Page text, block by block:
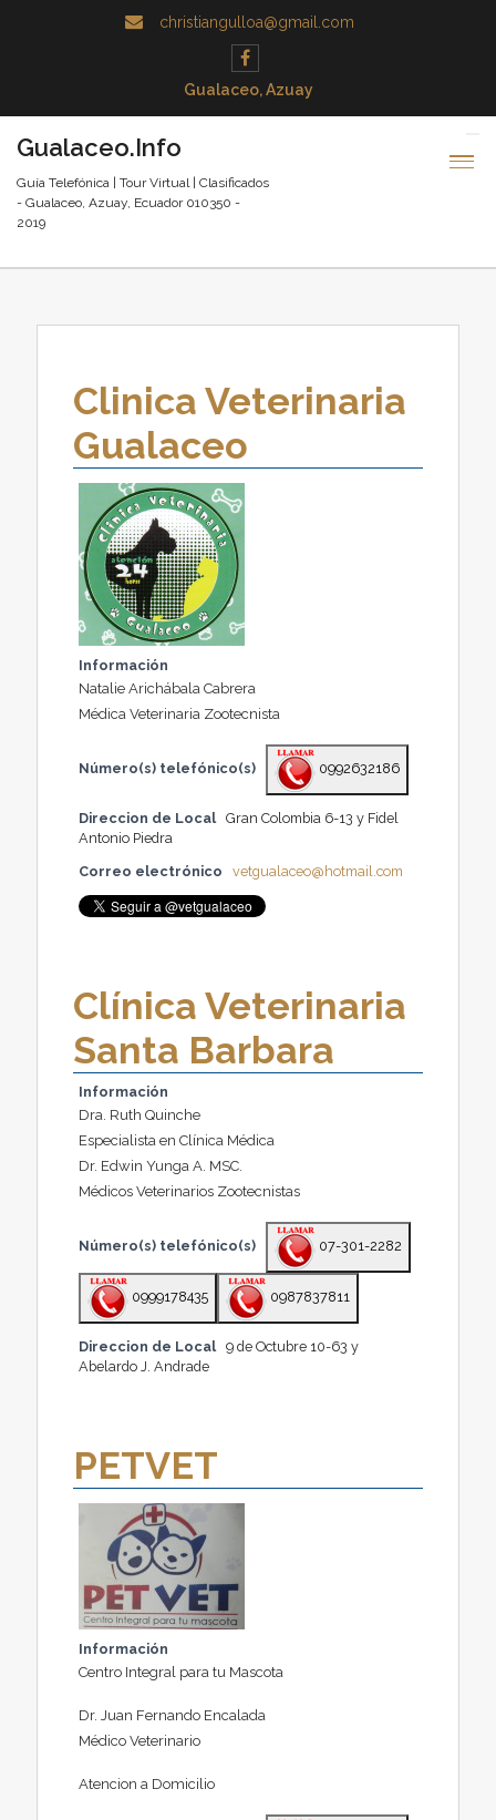
christiangulloa@gmail.com
Gualaceo, Azuay
Gualaceo.Info
Guía Telefónica | Tour Virtual | Clasificados
- Gualaceo, Azuay, Ecuador 010350 -
2019
Clinica Veterinaria
Gualaceo
Información
Natalie Arichábala Cabrera
Médica Veterinaria Zootecnista
Número(s) telefónico(s) 0992632186
Direccion de Local
Gran Colombia 6-13 y Fidel
Antonio Piedra
Correo electrónico
vetgualaceo@hotmail.com
Clínica Veterinaria
Santa Barbara
Información
Dra. Ruth Quinche
Especialista en Clínica Médica
Dr. Edwin Yunga A. MSC.
Médicos Veterinarios Zootecnistas
Número(s) telefónico(s) 07-301-2282
0999178435 0987837811
Direccion de Local
9 de Octubre 10-63 y
Abelardo J. Andrade
PETVET
Información
Centro Integral para tu Mascota
Dr. Juan Fernando Encalada
Médico Veterinario
Atencion a Domicilio